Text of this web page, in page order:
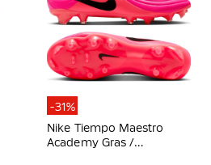
-31%
Nike Tiempo Maestro
Academy Gras /